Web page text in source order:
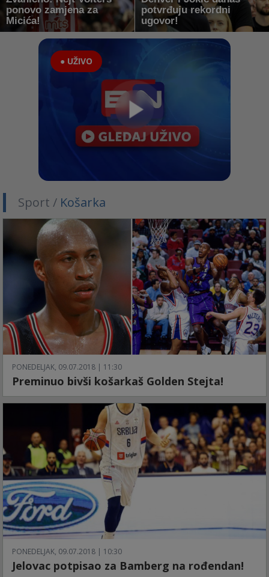
ponovo zamjena za
Micića!
potvrđuju rekordni
ugovor!
● UŽIVO
Sport / Košarka
PONEDELJAK, 09.07.2018 | 11:30
Preminuo bivši košarkaš Golden Stejta!
PONEDELJAK, 09.07.2018 | 10:30
Jelovac potpisao za Bamberg na rođendan!